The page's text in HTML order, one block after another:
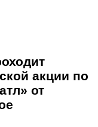
акции по
от